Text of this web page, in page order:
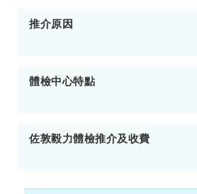
推介原因
體檢中心特點
佐敦毅力體檢推介及收費